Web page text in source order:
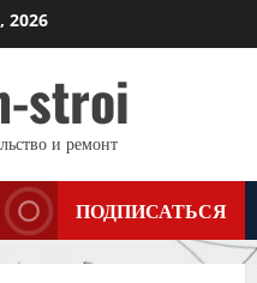
2026
stroi
и ремонт
ПОДПИСАТЬСЯ